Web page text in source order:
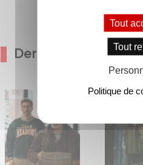
Dernières Actualités
avec
et José Garcia
Une
Tout
Tout
Politique de